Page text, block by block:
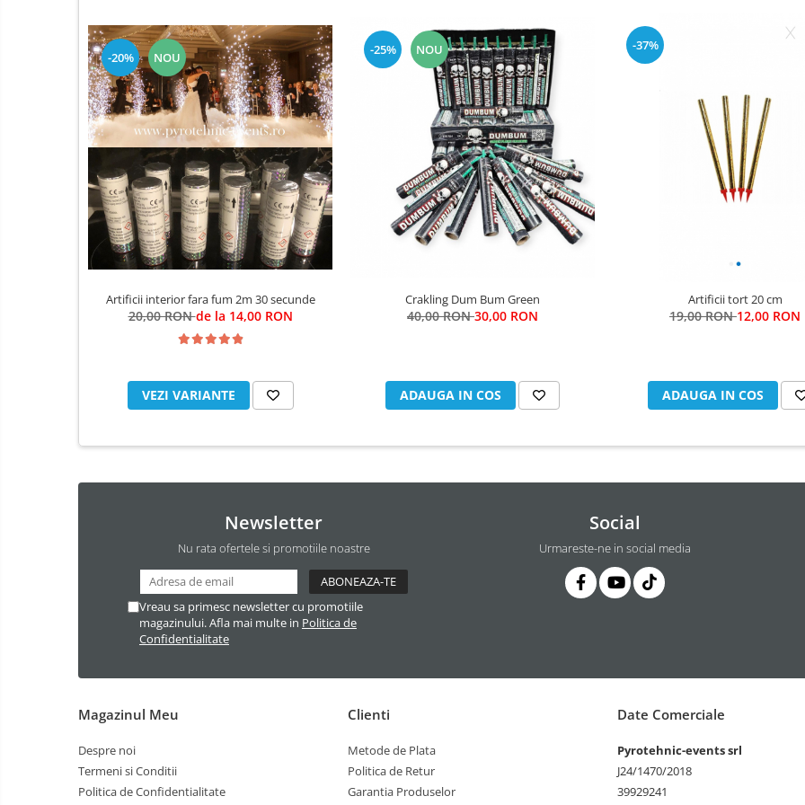
Distanța radială a efectului: 10m
A se păstra departe de surse de căldură / scântei / flăcări deschise / suprafețe fierbinți.
A se păstra numai în ambalajul original.
Utilizatorul este obligat să citească și să urmeze instrucțiunile anexate, furnizate de producător. A nu se utiliza în scopuri de
animalele agresive.
Instrucțiuni de utilizare în condiții de siguranță: a se amplasa racheta în poziție orizantală pe un teren plan, cu textul “ Această parte în
fitilului, din poziție laterală și a se retrage imediat la cel puțin 46 m.
Informare:A SE UTILIZA DOAR IN EXTERIOR SI A SE MANIPULA CU GRIJǍŞI RESPONSABIL PENTRU A PREVENI ACCIDENTE SI R
POATE PROVOCA LEZIUNI GRAVE. A NU SE ȚINE IN MÂN
-20% NOU
Artificii interior fara fum 2m 30 secunde
20,00 RONde la 14,00 RON
VEZI VARIANTE
-25% NOU
Crakling Dum Bum Green
40,00 RON30,00 RON
ADAUGA IN COS
-37%
Artificii tort 20 cm
19,00 RON12,00 RON
ADAUGA IN COS
Newsletter
Nu rata ofertele si promotiile noastre
Vreau sa primesc newsletter cu promotiile
magazinului. Afla mai multe in Politica de
Confidentialitate
Social
Urmareste-ne in social media
Magazinul Meu
Despre noi
Termeni si Conditii
Politica de Confidentialitate
Clienti
Metode de Plata
Politica de Retur
Garantia Produselor
Date Comerciale
Pyrotehnic-events srl
J24/1470/2018
39929241